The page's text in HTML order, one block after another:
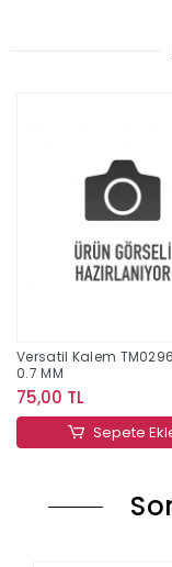
Versatil Kalem
0.7 MM
75,00 TL
Sepete